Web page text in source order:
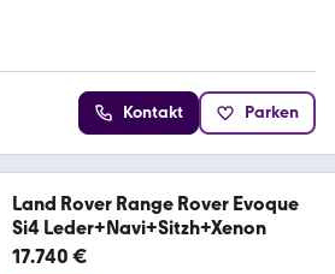
Kontakt Parken
Land Rover Range Rover Evoque
Si4 Leder+Navi+Sitzh+Xenon
17.740 €